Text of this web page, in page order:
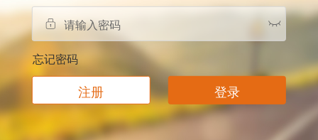
忘记密码
注册 登录